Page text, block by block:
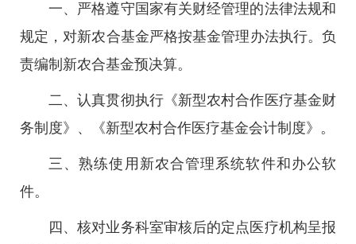
一、严格遵守国家有关财经管理的法律法规和
规定，对新农合基金严格按基金管理办法执行。负
责编制新农合基金预决算。
二、认真贯彻执行《新型农村合作医疗基金财
务制度》、《新型农村合作医疗基金会计制度》。
三、熟练使用新农合管理系统软件和办公软
件。
四、核对业务科室审核后的定点医疗机构呈报